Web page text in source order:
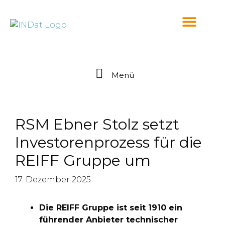
Menü
RSM Ebner Stolz setzt
Investorenprozess für die
REIFF Gruppe um
17. Dezember 2025
Die REIFF Gruppe ist seit 1910 ein
führender Anbieter technischer